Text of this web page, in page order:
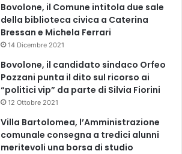
Bovolone, il Comune intitola due sale
della biblioteca civica a Caterina
Bressan e Michela Ferrari
14 Dicembre 2021
Bovolone, il candidato sindaco Orfeo
Pozzani punta il dito sul ricorso ai
“politici vip” da parte di Silvia Fiorini
12 Ottobre 2021
Villa Bartolomea, l’Amministrazione
comunale consegna a tredici alunni
meritevoli una borsa di studio